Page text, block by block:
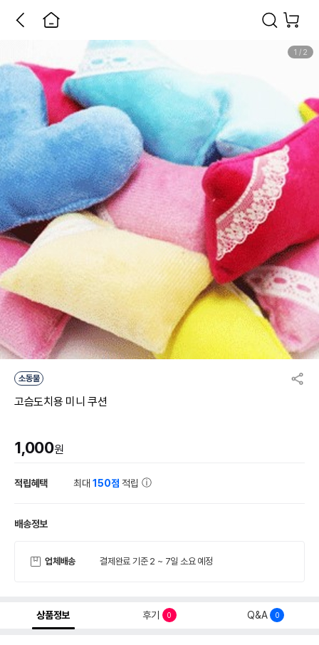
1 / 2
소동물
고슴도치용 미니 쿠션
1,000원
적립혜택 최대150점 적립
배송정보
업체배송 결제완료 기준 2 ~ 7일 소요 예정
상품정보 후기 0 Q&A 0